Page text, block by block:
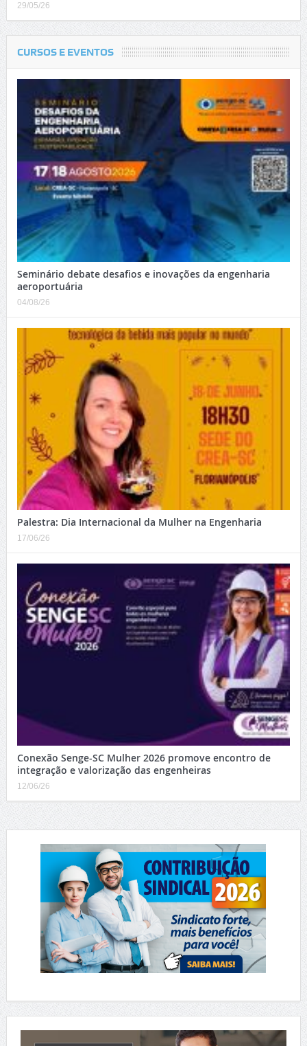
29/05/26
CURSOS E EVENTOS
Seminário debate desafios e inovações da engenharia
aeroportuária
04/08/26
Palestra: Dia Internacional da Mulher na Engenharia
17/06/26
Conexão Senge-SC Mulher 2026 promove encontro de
integração e valorização das engenheiras
12/06/26